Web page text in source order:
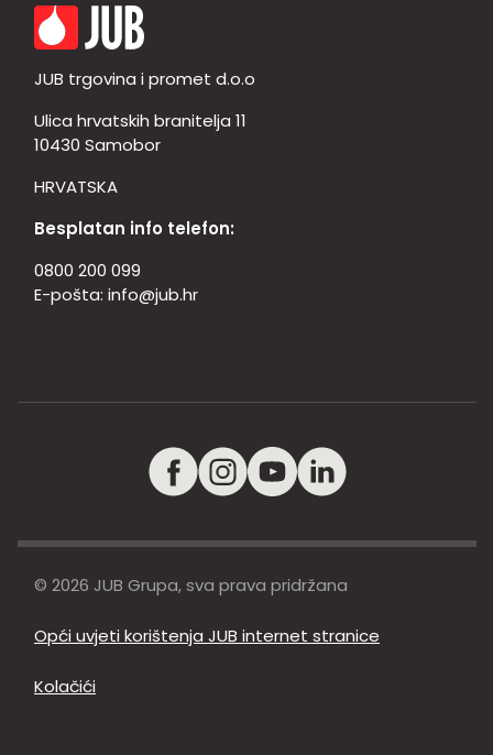
JUB trgovina i promet d.o.o
Ulica hrvatskih branitelja 11
10430 Samobor
HRVATSKA
Besplatan info telefon:
0800 200 099
E-pošta: info@jub.hr
© 2026 JUB Grupa, sva prava pridržana
Opći uvjeti korištenja JUB internet stranice
Kolačići